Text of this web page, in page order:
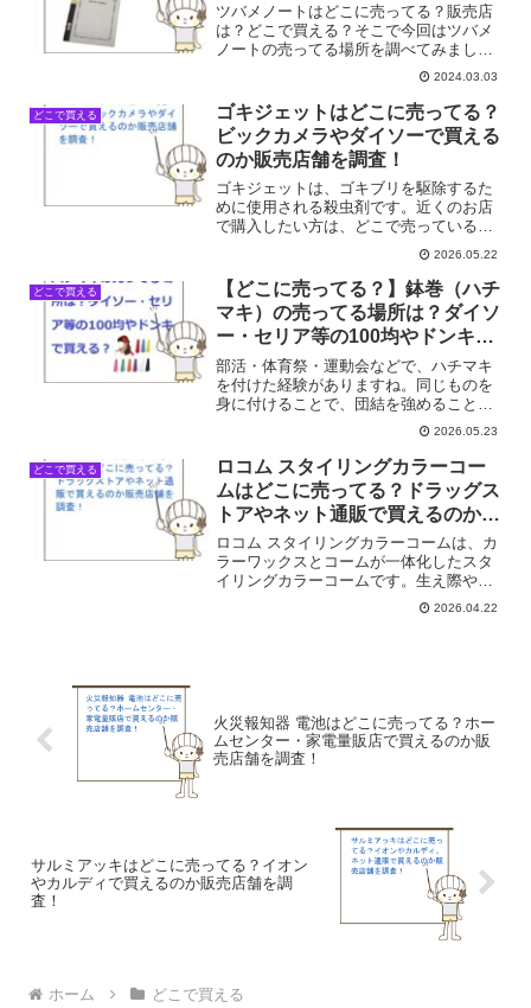
ツバメノートはどこに売ってる？販売店
は？どこで買える？そこで今回はツバメ
ノートの売ってる場所を調べてみまし
2024.03.03
どこで買える
ゴキジェットはどこに売ってる？
ビックカメラやダイソーで買える
のか販売店舗を調査！
ゴキジェットは、ゴキブリを駆除するた
めに使用される殺虫剤です。近くのお店
で購入したい方は、どこで売っているの
か調べる必要があります。今回は、ゴキ
ジェットがどこで手に入るのか、身近な
店舗を中心に最新の販売店を調査しまし
た。ゴキジェットが買える...
2026.05.22
どこで買える
【どこに売ってる？】鉢巻（ハチ
マキ）の売ってる場所は？ダイソ
ー・セリア等の100均やドンキで
買える？
部活・体育祭・運動会などで、ハチマキ
を付けた経験がありますね。同じものを
身に付けることで、団結を強めることが
できます。鉢巻（ハチマキ）の売ってる
場所は？ダイソー・セリア等の100均やド
ンキで買える？そこで今回はハチマキの
売ってる場所を調べて...
2026.05.23
どこで買える
ロコム スタイリングカラーコー
ムはどこに売ってる？ドラッグス
トアやネット通販で買えるのか販
売店舗を調査！
ロコム スタイリングカラーコームは、カ
ラーワックスとコームが一体化したスタ
イリングカラーコームです。生え際や分
け目にくしを通すだけで、簡単に白髪を
隠すことができます。ロコム スタイリン
2026.04.22
火災報知器 電池はどこに売ってる？ホー
ムセンター・家電量販店で買えるのか販
売店舗を調査！
サルミアッキはどこに売ってる？イオン
やカルディで買えるのか販売店舗を調
査！
ホーム どこで買える